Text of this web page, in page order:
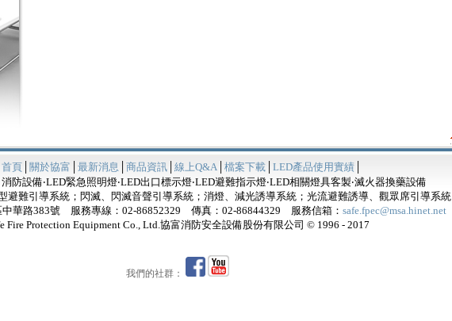
首頁│ 關於協富 最新消息 商品資訊│ 線上Q&A│ 檔案下載│ LED產品使用實績│
防設備‧LED緊急照明燈‧LED出口標示燈‧LED避難指示燈‧LED相關燈具客製‧滅火器換藥設備
避難引導系統；閃滅、閃滅音聲引導系統；消燈、減光誘導系統；光流避難誘導、觀眾席引導系統
中華路383號 服務專線：02-86852329 傳真：02-86844329 服務信箱： safe.fpec@msa.hinet.net
Fire Protection Equipment Co., Ltd.協富消防安全設備股份有限公司 © 1996 - 2017
我們的社群：